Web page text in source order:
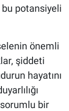
potansiyeli
önemli
şiddeti
hayatını
bir